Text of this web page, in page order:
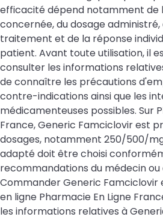
efficacité dépend notamment de
concernée, du dosage administré,
traitement et de la réponse
patient. Avant toute utilisation, il
consulter les informations
de connaître les précautions
contre-indications ainsi que les
médicamenteuses possibles. Sur
France, Generic Famciclovir est
dosages, notamment 250/500/
adapté doit être choisi
recommandations du médecin
Commander Generic Famciclovir
en ligne Pharmacie En Ligne
les informations relatives à